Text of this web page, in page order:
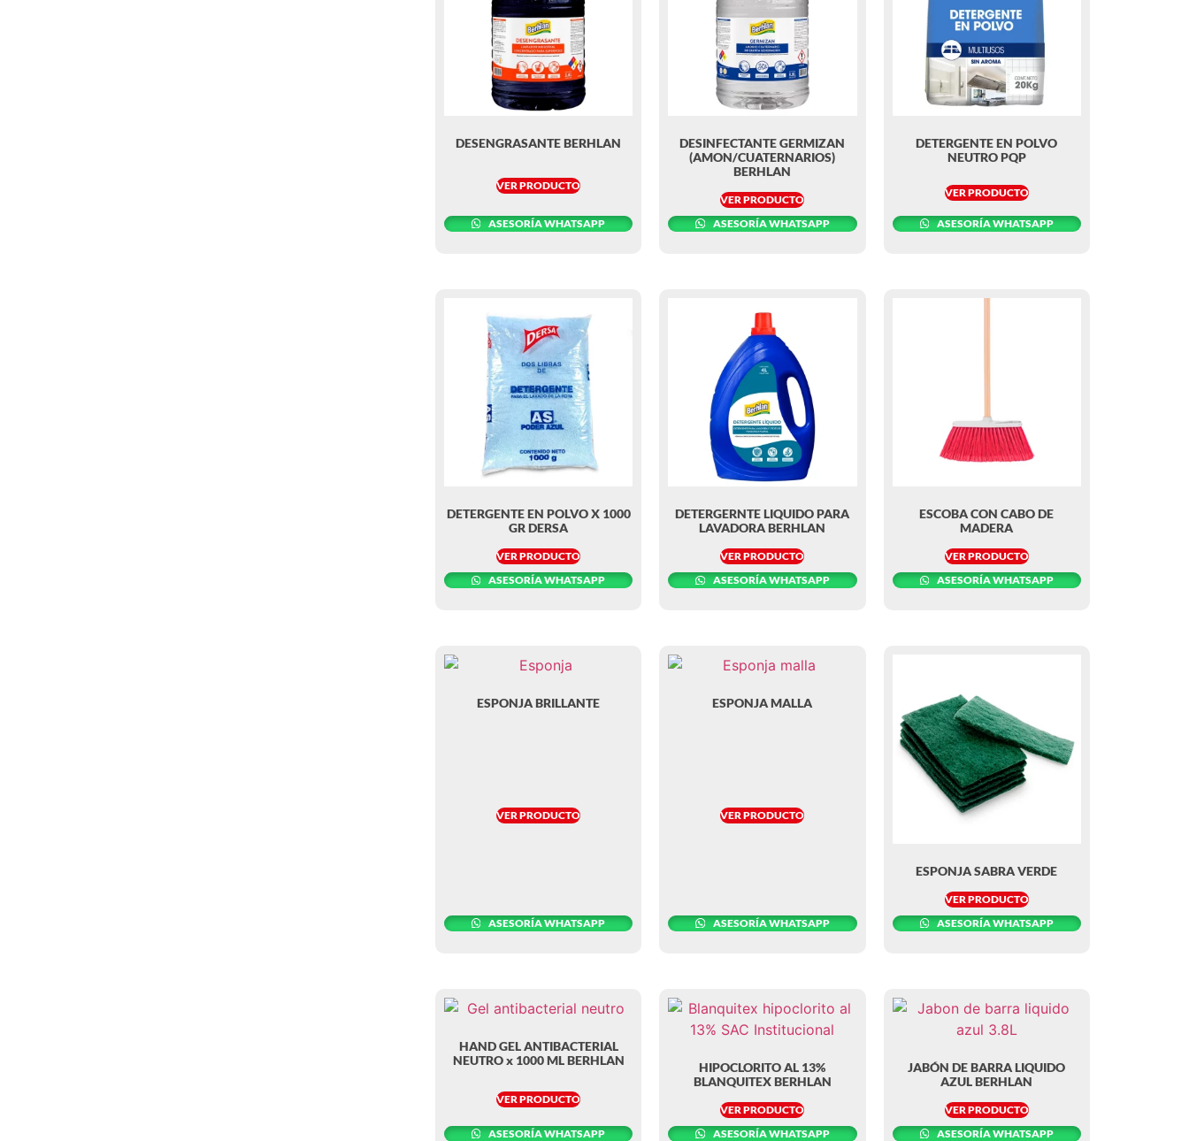
DESENGRASANTE BERHLAN
VER PRODUCTO
ASESORÍA WHATSAPP
DESINFECTANTE GERMIZAN
(AMON/CUATERNARIOS)
BERHLAN
VER PRODUCTO
ASESORÍA WHATSAPP
DETERGENTE EN POLVO
NEUTRO PQP
VER PRODUCTO
ASESORÍA WHATSAPP
DETERGENTE EN POLVO X 1000
GR DERSA
VER PRODUCTO
ASESORÍA WHATSAPP
DETERGERNTE LIQUIDO PARA
LAVADORA BERHLAN
VER PRODUCTO
ASESORÍA WHATSAPP
ESCOBA CON CABO DE
MADERA
VER PRODUCTO
ASESORÍA WHATSAPP
ESPONJA BRILLANTE
VER PRODUCTO
ASESORÍA WHATSAPP
ESPONJA MALLA
VER PRODUCTO
ASESORÍA WHATSAPP
ESPONJA SABRA VERDE
VER PRODUCTO
ASESORÍA WHATSAPP
HAND GEL ANTIBACTERIAL
NEUTRO x 1000 ML BERHLAN
VER PRODUCTO
ASESORÍA WHATSAPP
HIPOCLORITO AL 13%
BLANQUITEX BERHLAN
VER PRODUCTO
ASESORÍA WHATSAPP
JABÓN DE BARRA LIQUIDO
AZUL BERHLAN
VER PRODUCTO
ASESORÍA WHATSAPP